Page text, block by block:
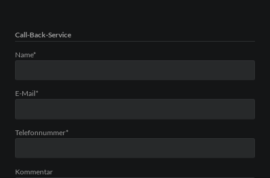
Call-Back-Service
Pflichtfeld
Name*
Pflichtfeld
E-Mail*
Pflichtfeld
Telefonnummer*
Kommentar